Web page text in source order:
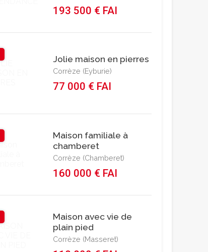
193 500 € FAI
Jolie maison en pierres
Corrèze (Eyburie)
77 000 € FAI
Maison familiale à
chamberet
Corrèze (Chamberet)
160 000 € FAI
Maison avec vie de
plain pied
Corrèze (Masseret)